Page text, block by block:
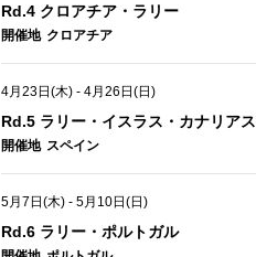
Rd.4 クロアチア・ラリー
開催地 クロアチア
4月23日(木) - 4月26日(日)
Rd.5 ラリー・イスラス・カナリアス
開催地 スペイン
5月7日(木) - 5月10日(日)
Rd.6 ラリー・ポルトガル